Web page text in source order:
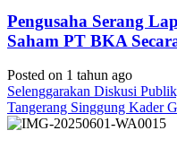
Pengusaha Serang
Saham PT BKA
Posted on 1 tahun ago
Selenggarakan Diskusi
Tangerang Singgung Kader